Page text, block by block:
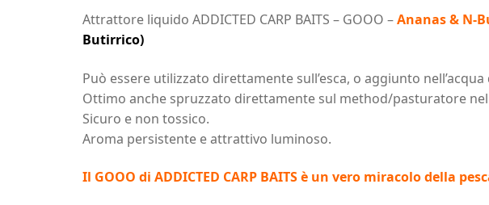
Attrattore liquido ADDICTED CARP BAITS – GOOO –Ananas & N-
Butirrico)
Può essere utilizzato direttamente sull’esca, o aggiunto
Ottimo anche spruzzato direttamente sul method/pasturatore
Sicuro e non tossico.
Aroma persistente e attrattivo luminoso.
Il GOOO di ADDICTED CARP BAITS è un vero miracolo della